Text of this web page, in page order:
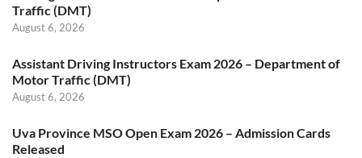
Traffic (DMT)
August 6, 2026
Assistant Driving Instructors Exam 2026 – Department of
Motor Traffic (DMT)
August 6, 2026
Uva Province MSO Open Exam 2026 – Admission Cards
Released